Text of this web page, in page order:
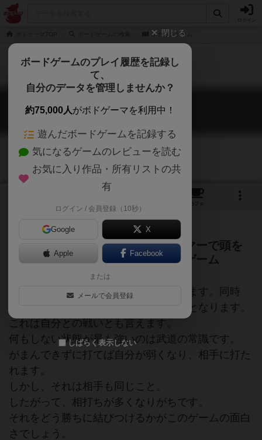
ポカポンゲーム
ポカポンゲーム
Pokapon
カフェ
決着をつけたい時に最適！ ハンマーで頭を
殴り、頭をふっとばすアクションゲーム
ボタンを押すと相手をハンマーで殴ります。同時
に、盾が下がり、相手の攻撃に無防備となります。
これは自分との戦いとも言えます。
何もしない状態が最も強いのは武道の常識です。
がまんできずに打てば自分が弱くなり、相手に打た
れます。
しかし、それは相手も同じこと。
したがって、相打ちが多くなりがちです。
それをどう勝ちに結びつけるかがこのゲームの面白
さでしょう。
閉じる
ボードゲームのプレイ履歴を記録し
て、
自分のデータを管理しませんか？
約75,000人がボドゲーマを利用中！
遊んだボードゲームを記録する
気になるゲームのレビューを読む
お気に入り作品・所有リストの共
有
ログイン / 会員登録（10秒）
Google X
Apple Facebook
または
メールで会員登録
しばらく表示しない